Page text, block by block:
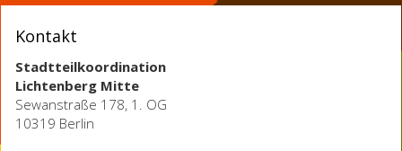
Kontakt
Stadtteilkoordination
Lichtenberg Mitte
Sewanstraße 178, 1. OG
10319 Berlin